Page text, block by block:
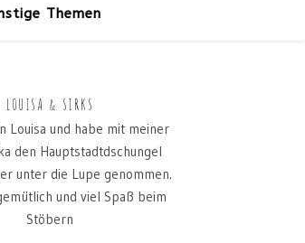
Themen
LOUISA & SIRKS
Louisa und habe mit meiner
den Hauptstadtdschungel
unter die Lupe genommen.
und viel Spaß beim
Stöbern